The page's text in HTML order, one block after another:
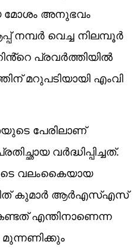
മോശം അനുഭവം
നമ്പർ വെച്ച നിലമ്പൂർ
പ്രവർത്തിയിൽ
മറുപടിയായി എംവി
പേരിലാണ്
വർദ്ധിപ്പിച്ചത്.
വലംകെെയായ
കുമാർ ആർഎസ്എസ്
എന്തിനാണെന്ന
മുന്നണിക്കും